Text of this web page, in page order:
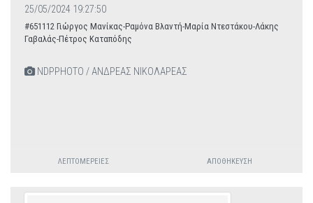
25/05/2024 19:27:50
#651112 Γιώργος Μανίκας-Ραμόνα Βλαντή-Μαρία Ντεστάκου-Λάκης
Γαβαλάς-Πέτρος Καταπόδης
NDPPHOTO / ΑΝΔΡΕΑΣ ΝΙΚΟΛΑΡΕΑΣ
ΛΕΠΤΟΜΈΡΕΙΕΣ ΑΠΟΘΉΚΕΥΣΗ